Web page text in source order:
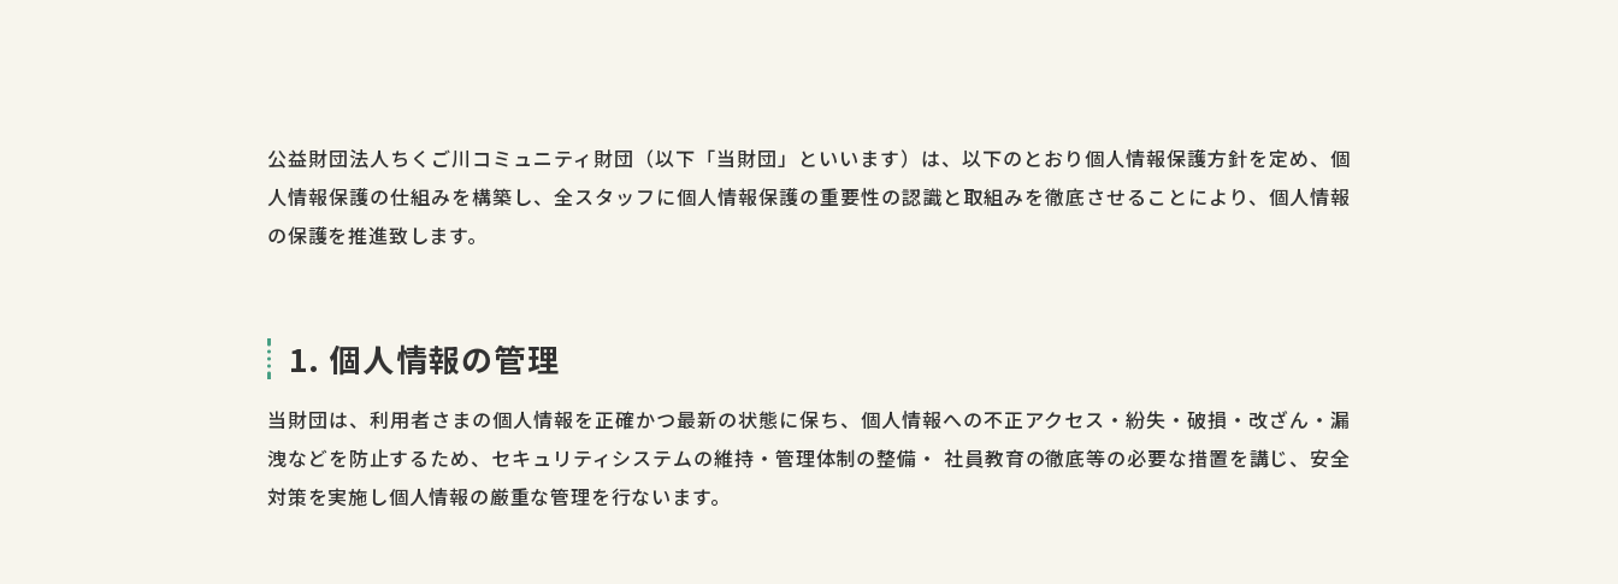
公益財団法人ちくご川コミュニティ財団（以下「当財団」といいます）は、以下のとおり個人情報保護方針を定め、個
人情報保護の仕組みを構築し、全スタッフに個人情報保護の重要性の認識と取組みを徹底させることにより、個人情報
の保護を推進致します。
1. 個人情報の管理
当財団は、利用者さまの個人情報を正確かつ最新の状態に保ち、個人情報への不正アクセス・紛失・破損・改ざん・漏
洩などを防止するため、セキュリティシステムの維持・管理体制の整備・ 社員教育の徹底等の必要な措置を講じ、安全
対策を実施し個人情報の厳重な管理を行ないます。